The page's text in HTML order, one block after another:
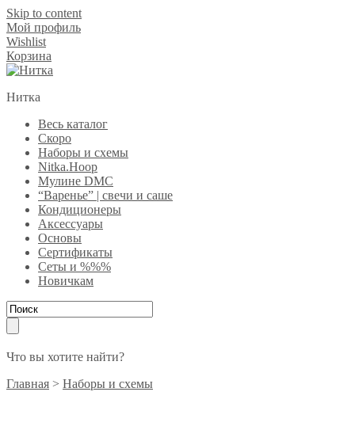
Skip to content
Мой профиль
Wishlist
Корзина
Нитка
Весь каталог
Скоро
Наборы и схемы
Nitka.Hoop
Мулине DMC
“Варенье” | свечи и саше
Кондиционеры
Аксессуары
Основы
Сертификаты
Сеты и %%%
Новичкам
Что вы хотите найти?
Главная > Наборы и схемы